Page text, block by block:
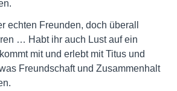
echten Freunden, doch überall
… Habt ihr auch Lust auf ein
mit und erlebt mit Titus und
Freundschaft und Zusammenhalt